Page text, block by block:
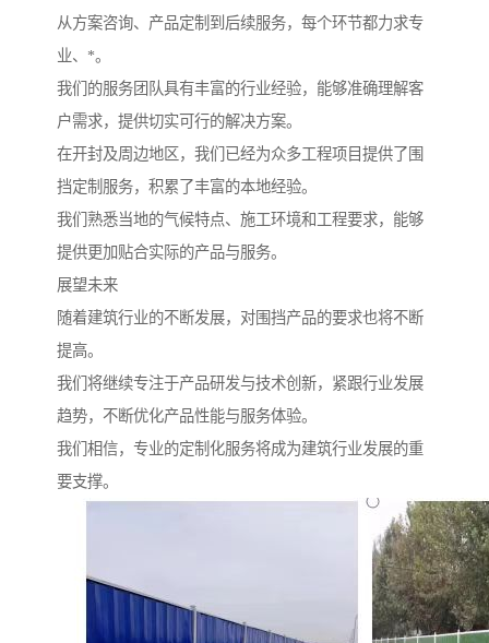
从方案咨询、产品定制到后续服务，每个环节都力求专
业、*。
我们的服务团队具有丰富的行业经验，能够准确理解客
户需求，提供切实可行的解决方案。
在开封及周边地区，我们已经为众多工程项目提供了围
挡定制服务，积累了丰富的本地经验。
我们熟悉当地的气候特点、施工环境和工程要求，能够
提供更加贴合实际的产品与服务。
展望未来
随着建筑行业的不断发展，对围挡产品的要求也将不断
提高。
我们将继续专注于产品研发与技术创新，紧跟行业发展
趋势，不断优化产品性能与服务体验。
我们相信，专业的定制化服务将成为建筑行业发展的重
要支撑。